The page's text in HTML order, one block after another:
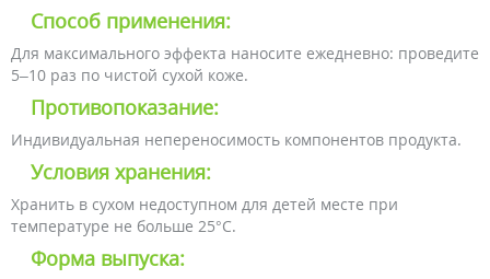
Способ применения:
Для максимального эффекта наносите ежедневно: проведите
5–10 раз по чистой сухой коже.
Противопоказание:
Индивидуальная непереносимость компонентов продукта.
Условия хранения:
Хранить в сухом недоступном для детей месте при
температуре не больше 25°C.
Форма выпуска: